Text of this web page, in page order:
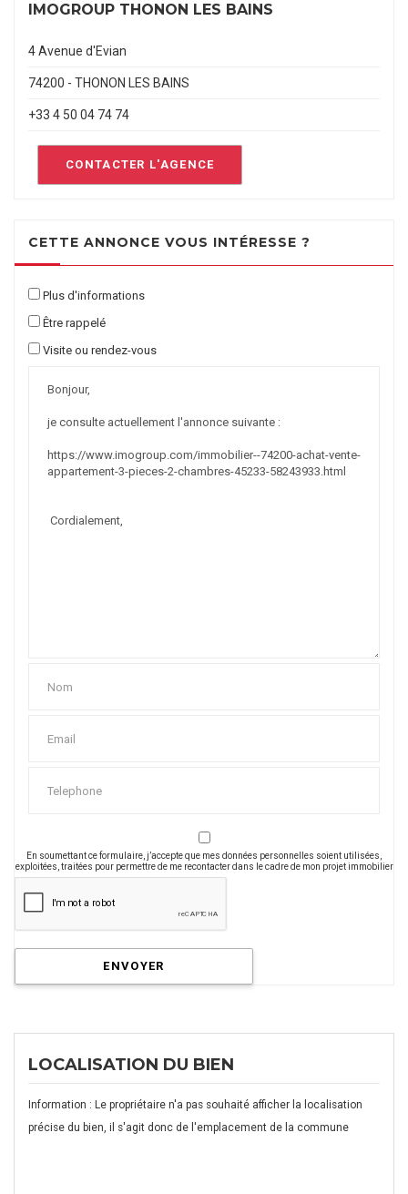
IMOGROUP THONON LES BAINS
4 Avenue d'Evian
74200 - THONON LES BAINS
+33 4 50 04 74 74
CONTACTER L'AGENCE
CETTE ANNONCE VOUS INTÉRESSE ?
Plus d'informations
Être rappelé
Visite ou rendez-vous
En soumettant ce formulaire, j’accepte que mes données personnelles soient utilisées,
exploitées, traitées pour permettre de me recontacter dans le cadre de mon projet immobilier
ENVOYER
LOCALISATION DU BIEN
Information : Le propriétaire n'a pas souhaité afficher la localisation
précise du bien, il s'agit donc de l'emplacement de la commune